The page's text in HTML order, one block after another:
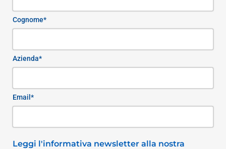
Cognome*
Azienda*
Email*
Leggi l'informativa newsletter alla nostra